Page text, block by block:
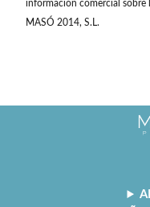
información comercial sobre
MASÓ 2014, S.L.